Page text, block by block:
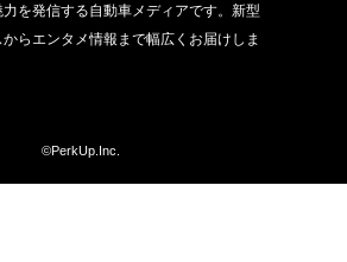
を発信する自動車メディアです。新型
らエンタメ情報まで幅広くお届けしま
©PerkUp.Inc.